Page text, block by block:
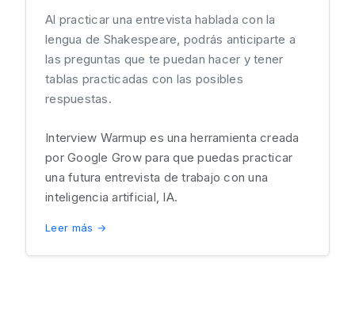
Al practicar una entrevista hablada con la
lengua de Shakespeare, podrás anticiparte a
las preguntas que te puedan hacer y tener
tablas practicadas con las posibles
respuestas.
Interview Warmup es una herramienta creada
por Google Grow para que puedas practicar
una futura entrevista de trabajo con una
inteligencia artificial, IA.
Leer más →